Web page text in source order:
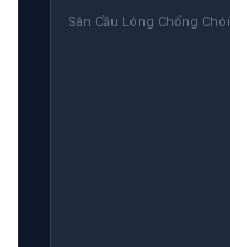
Sân Cầu Lông Chống Chói